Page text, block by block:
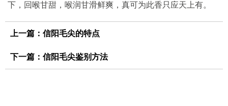
下，回喉甘甜，喉润甘滑鲜爽，真可为此香只应天上有。
上一篇： 信阳毛尖的特点
下一篇： 信阳毛尖鉴别方法